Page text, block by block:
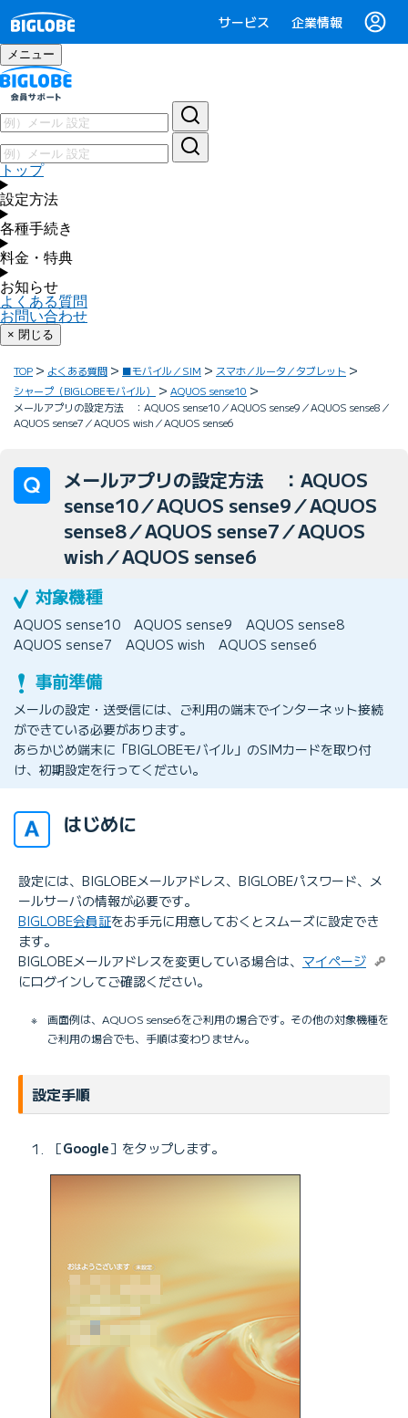
サービス 企業情報
メニュー
トップ
設定方法
各種手続き
料金・特典
お知らせ
よくある質問
お問い合わせ
× 閉じる
TOP よくある質問 ■モバイル／SIM
スマホ／ルータ／タブレット
シャープ（BIGLOBEモバイル）
AQUOS sense10
メールアプリの設定方法 ：AQUOS sense10／AQUOS sense9／AQUOS sense8／
AQUOS sense7／AQUOS wish／AQUOS sense6
メールアプリの設定方法 ：AQUOS
sense10／AQUOS sense9／AQUOS
sense8／AQUOS sense7／AQUOS
wish／AQUOS sense6
AQUOS sense10 AQUOS sense9
AQUOS sense8
AQUOS sense7
AQUOS wish AQUOS sense6
メールの設定・送受信には、ご利用の端末でインターネット接続
ができている必要があります。
あらかじめ端末に「BIGLOBEモバイル」のSIMカードを取り付
け、初期設定を行ってください。
はじめに
設定には、BIGLOBEメールアドレス、BIGLOBEパスワード、メ
ールサーバの情報が必要です。
BIGLOBE会員証をお手元に用意しておくとスムーズに設定でき
ます。
BIGLOBEメールアドレスを変更している場合は、 マイページ
にログインしてご確認ください。
※
画面例は、AQUOS sense6をご利用の場合です。その他の対象機種を
ご利用の場合でも、手順は変わりません。
設定手順
［Google］をタップします。